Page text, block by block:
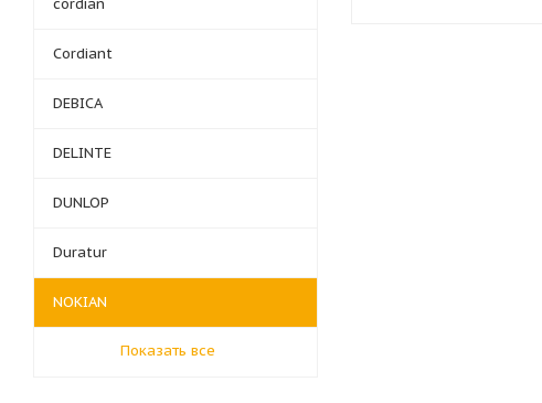
cordian
Cordiant
DEBICA
DELINTE
DUNLOP
Duratur
NOKIAN
Показать все